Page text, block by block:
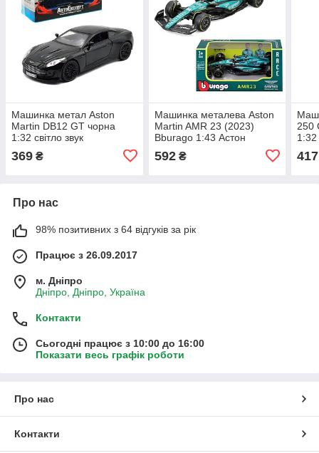
Машинка метал Aston
Martin DB12 GT чорна
1:32 світло звук
369 ₴
Машинка металева Aston
Martin AMR 23 (2023)
Bburago 1:43 Астон
Мартін AMR 23 13*5*3 см
(18-38090)
592₴
250
1:32
417
Про нас
98% позитивних з 64 відгуків за рік
Працює з 26.09.2017
м. Дніпро
Дніпро, Дніпро, Україна
Контакти
Сьогодні працює з 10:00 до 16:00
Показати весь графік роботи
Про нас
Контакти